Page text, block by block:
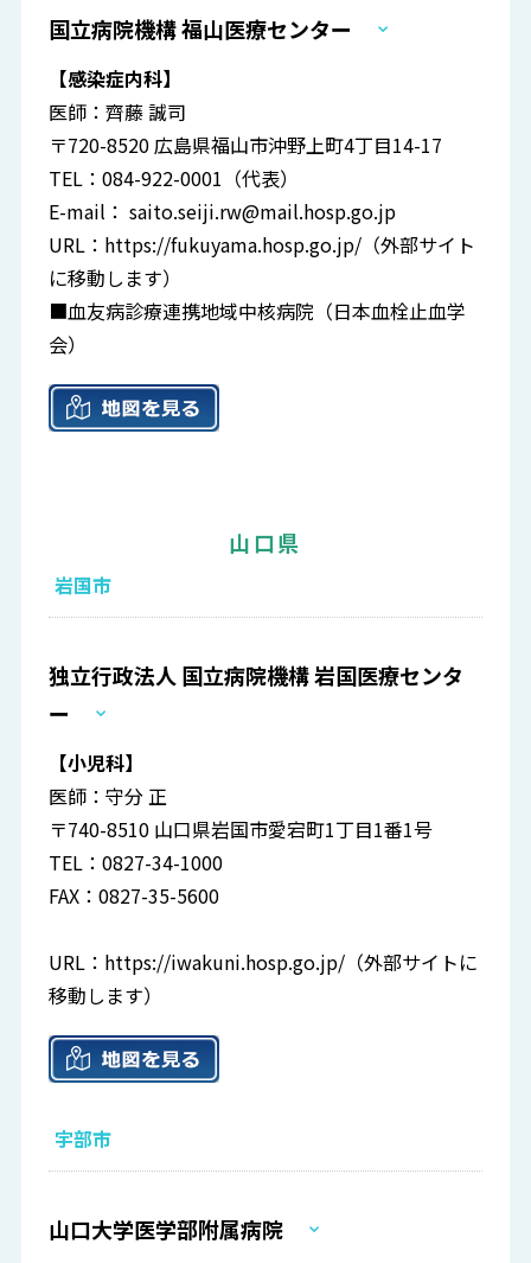
国立病院機構 福山医療センター
【感染症内科】
医師：齊藤 誠司
〒720-8520 広島県福山市沖野上町4丁目14-17
TEL：084-922-0001（代表）
E-mail：saito.seiji.rw@mail.hosp.go.jp
URL： https://fukuyama.hosp.go.jp/ （外部サイト
に移動します）
■血友病診療連携地域中核病院（日本血栓止血学
会）
山口県
岩国市
独立行政法人 国立病院機構 岩国医療センタ
ー
【小児科】
医師：守分 正
〒740-8510 山口県岩国市愛宕町1丁目1番1号
TEL：0827-34-1000
FAX：0827-35-5600
URL： https://iwakuni.hosp.go.jp/ （外部サイトに
移動します）
宇部市
山口大学医学部附属病院